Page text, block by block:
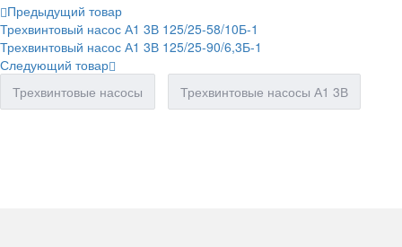
Предыдущий товар
Трехвинтовый насос А1 3В 125/25-58/10Б-1
Трехвинтовый насос А1 3В 125/25-90/6,3Б-1
Следующий товар
Трехвинтовые насосы
Трехвинтовые насосы А1 3В